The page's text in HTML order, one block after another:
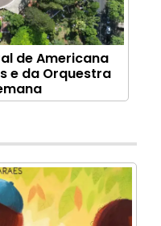
de Americana
e da Orquestra